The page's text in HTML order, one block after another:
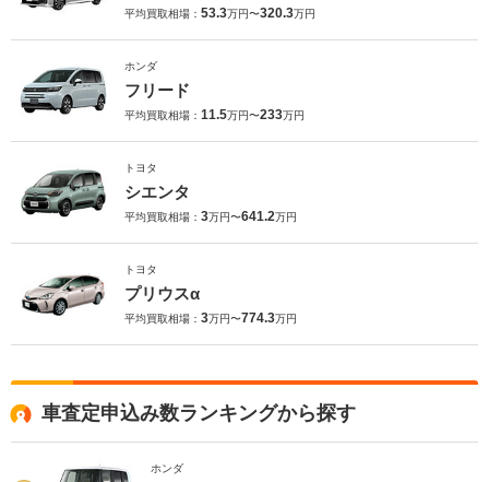
平均買取相場： 53.3万円〜320.3万円
ホンダ
フリード
平均買取相場： 11.5万円〜233万円
トヨタ
シエンタ
平均買取相場： 3万円〜641.2万円
トヨタ
プリウスα
平均買取相場： 3万円〜774.3万円
車査定申込み数ランキングから探す
ホンダ